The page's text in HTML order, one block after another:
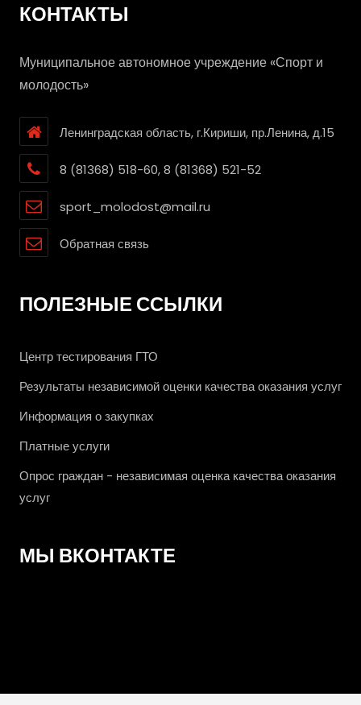
КОНТАКТЫ
Муниципальное автономное учреждение «Спорт и
молодость»
Ленинградская область, г.Кириши, пр.Ленина, д.15
8 (81368) 518-60, 8 (81368) 521-52
sport_molodost@mail.ru
Обратная связь
ПОЛЕЗНЫЕ ССЫЛКИ
Центр тестирования ГТО
Результаты независимой оценки качества оказания услуг
Информация о закупках
Платные услуги
Опрос граждан - независимая оценка качества оказания
услуг
МЫ ВКОНТАКТЕ